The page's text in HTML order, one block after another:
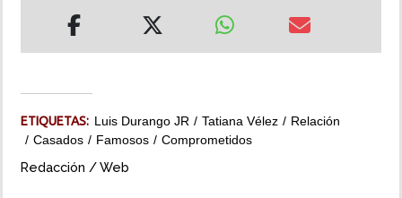
IMPRESO
ETIQUETAS: Luis Durango JR Tatiana Vélez
Relación
Casados
Famosos Comprometidos
Redacción / Web